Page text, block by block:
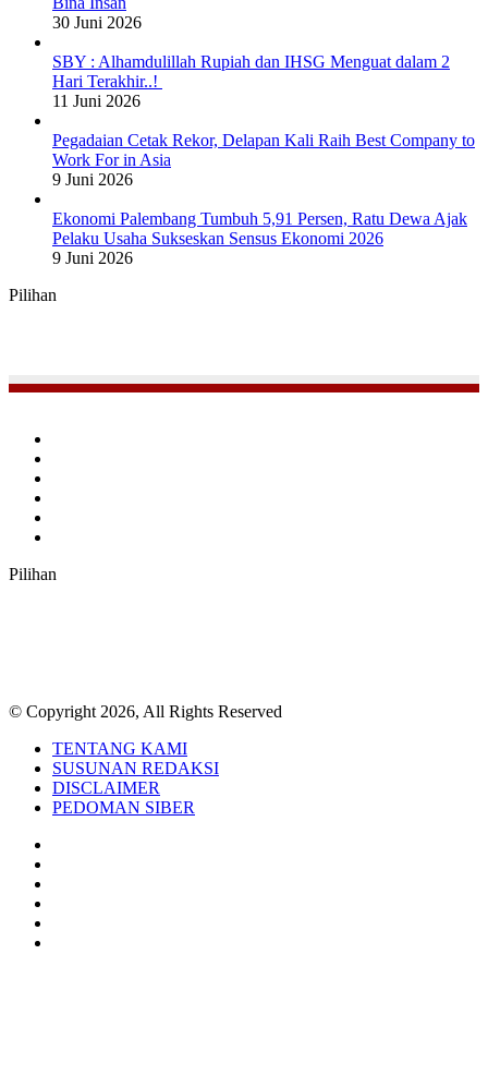
30 Juni 2026
SBY : Alhamdulillah Rupiah dan IHSG Menguat dalam 2
Hari Terakhir..!
11 Juni 2026
Pegadaian Cetak Rekor, Delapan Kali Raih Best Company to
Work For in Asia
9 Juni 2026
Ekonomi Palembang Tumbuh 5,91 Persen, Ratu Dewa Ajak
Pelaku Usaha Sukseskan Sensus Ekonomi 2026
9 Juni 2026
Pilihan
Pilihan
© Copyright 2026, All Rights Reserved
TENTANG KAMI
SUSUNAN REDAKSI
DISCLAIMER
PEDOMAN SIBER